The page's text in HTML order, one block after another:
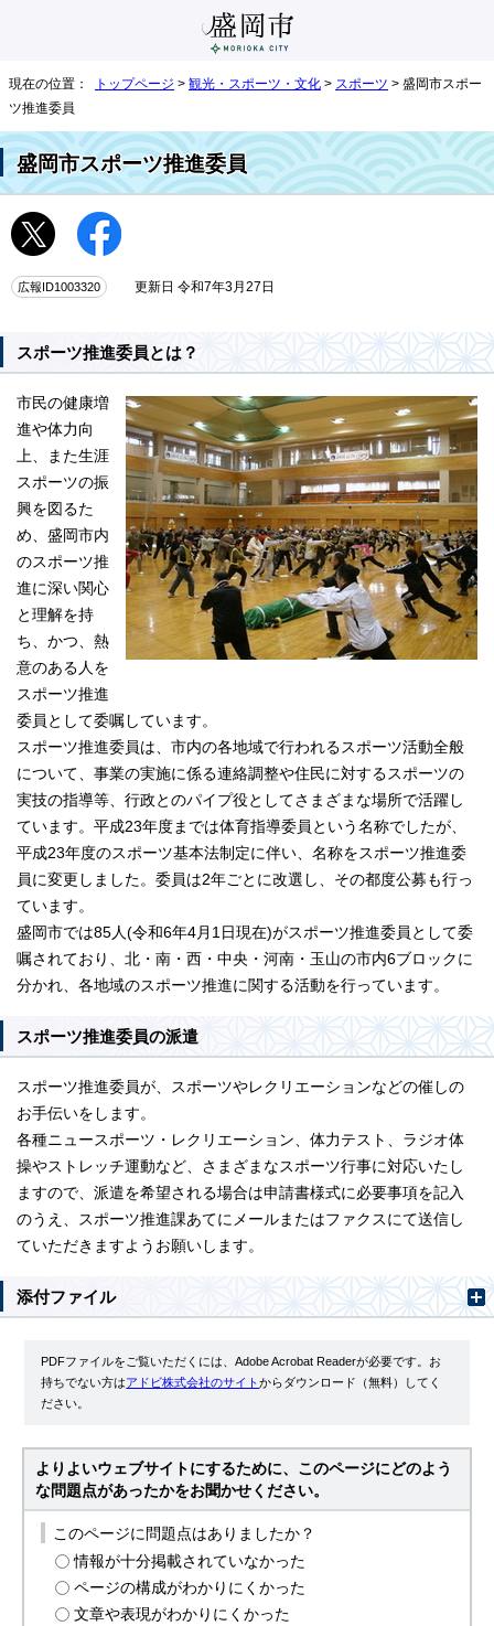
現在の位置： トップページ > 観光・スポーツ・文化 > スポーツ > 盛岡市スポー
ツ推進委員
盛岡市スポーツ推進委員
広報ID1003320 更新日 令和7年3月27日
スポーツ推進委員とは？
市民の健康増
進や体力向
上、また生涯
スポーツの振
興を図るた
め、盛岡市内
のスポーツ推
進に深い関心
と理解を持
ち、かつ、熱
意のある人を
スポーツ推進
委員として委嘱しています。
スポーツ推進委員は、市内の各地域で行われるスポーツ活動全般
について、事業の実施に係る連絡調整や住民に対するスポーツの
実技の指導等、行政とのパイプ役としてさまざまな場所で活躍し
ています。平成23年度までは体育指導委員という名称でしたが、
平成23年度のスポーツ基本法制定に伴い、名称をスポーツ推進委
員に変更しました。委員は2年ごとに改選し、その都度公募も行っ
ています。
盛岡市では85人(令和6年4月1日現在)がスポーツ推進委員として委
嘱されており、北・南・西・中央・河南・玉山の市内6ブロックに
分かれ、各地域のスポーツ推進に関する活動を行っています。
スポーツ推進委員の派遣
スポーツ推進委員が、スポーツやレクリエーションなどの催しの
お手伝いをします。
各種ニュースポーツ・レクリエーション、体力テスト、ラジオ体
操やストレッチ運動など、さまざまなスポーツ行事に対応いたし
ますので、派遣を希望される場合は申請書様式に必要事項を記入
のうえ、スポーツ推進課あてにメールまたはファクスにて送信し
ていただきますようお願いします。
添付ファイル
PDFファイルをご覧いただくには、Adobe Acrobat Readerが必要です。お
持ちでない方はアドビ株式会社のサイトからダウンロード（無料）してく
ださい。
よりよいウェブサイトにするために、このページにどのよう
な問題点があったかをお聞かせください。
このページに問題点はありましたか？
情報が十分掲載されていなかった
ページの構成がわかりにくかった
文章や表現がわかりにくかった